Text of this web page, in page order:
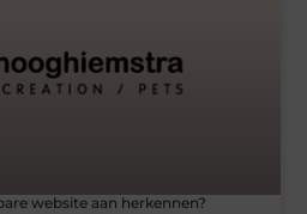
website aan herkennen?